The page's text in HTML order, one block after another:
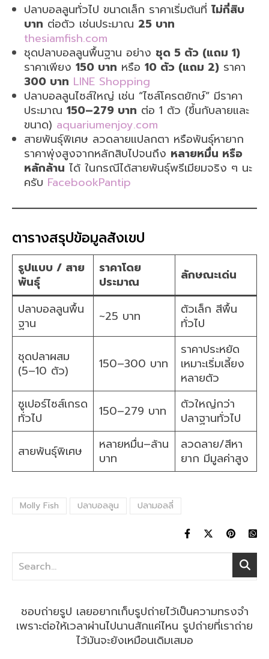
ปลาบอลลูนทั่วไป ขนาดเล็ก ราคาเริ่มต้นที่ ไม่กี่สิบ
บาท ต่อตัว เช่นประมาณ 25 บาท
thesiamfish.com
ชุดปลาบอลลูนพื้นฐาน อย่าง ชุด 5 ตัว (แถม 1)
ราคาเพียง 150 บาท หรือ 10 ตัว (แถม 2) ราคา
300 บาท LINE Shopping
ปลาบอลลูนไซส์ใหญ่ เช่น “ไซส์โครตยักษ์” มีราคา
ประมาณ 150–279 บาท ต่อ 1 ตัว (ขึ้นกับลายและ
ขนาด) aquariumenjoy.com
สายพันธุ์พิเศษ ลวดลายแปลกตา หรือพันธุ์หายาก
ราคาพุ่งสูงจากหลักสิบไปจนถึง หลายหมื่น หรือ
หลักล้าน ได้ ในกรณีได้สายพันธุ์พรีเมียมจริง ๆ นะ
ครับ FacebookPantip
ตารางสรุปข้อมูลสังเขป
รูปแบบ / สาย
พันธุ์
ราคาโดย
ประมาณ
ลักษณะเด่น
ปลาบอลลูนพื้น
ฐาน
~25 บาท
ตัวเล็ก สีพื้น
ทั่วไป
ชุดปลาผสม
(5–10 ตัว)
150–300 บาท
ราคาประหยัด
เหมาะเริ่มเลี้ยง
หลายตัว
ซูเปอร์ไซส์เกรด
ทั่วไป
150–279 บาท
ตัวใหญ่กว่า
ปลาฐานทั่วไป
สายพันธุ์พิเศษ
หลายหมื่น–ล้าน
บาท
ลวดลาย/สีหา
ยาก มีมูลค่าสูง
Molly Fish ปลาบอลลูน ปลามอลลี่
ชอบถ่ายรูป เลยอยากเก็บรูปถ่ายไว้เป็นความทรงจำ
เพราะต่อให้เวลาผ่านไปนานสักแค่ไหน รูปถ่ายที่เราถ่าย
ไว้มันจะยังเหมือนเดิมเสมอ